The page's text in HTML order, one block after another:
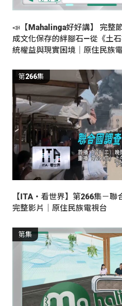
📣【Mahalinga好好講】 完整
成文化保存的絆腳石—從《土
統權益與現實困境｜原住民族
第266集
【ITA・看世界】第266集－聯
完整影片｜原住民族電視台
第集